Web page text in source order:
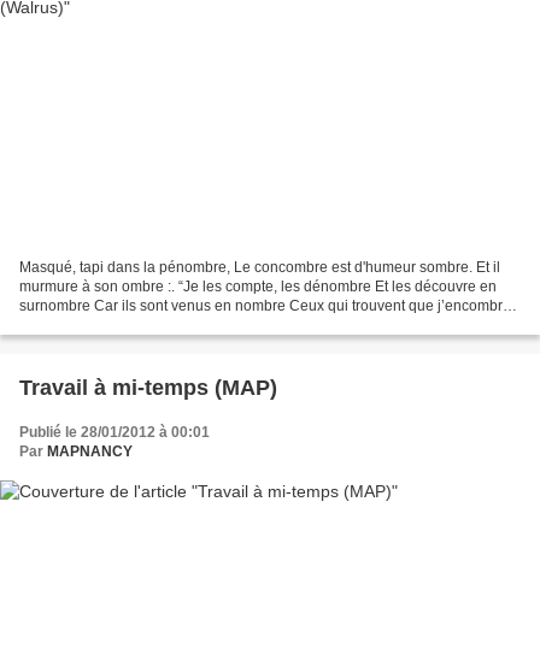
Masqué, tapi dans la pénombre, Le concombre est d'humeur sombre. Et il
murmure à son ombre :. “Je les compte, les dénombre Et les découvre en
surnombre Car ils sont venus en nombre Ceux qui trouvent que j’encombre
Travail à mi-temps (MAP)
Publié le 28/01/2012 à 00:01
Par MAPNANCY